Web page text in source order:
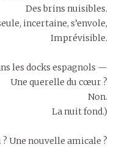
Des brins nuisibles.
incertaine, s’envole,
Imprévisible.
les docks espagnols —
Une querelle du cœur ?
Non.
La nuit fond.)
Une nouvelle amicale ?